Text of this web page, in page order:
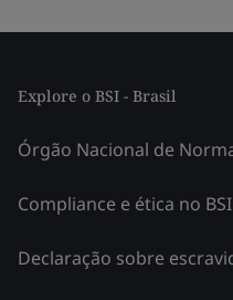
Explore o BSI - Brasil
Órgão Nacional de
Compliance e ética no BSI
Declaração sobre